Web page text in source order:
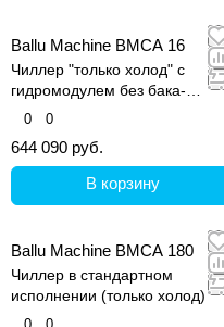
Ballu Machine BMCA 16
Чиллер "только холод" с
гидромодулем без бака-
аккумулятора
0 0
644 090 руб.
В корзину
Ballu Machine BMCA 180
Чиллер в стандартном
исполнении (только холод)